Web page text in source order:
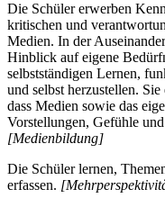
Die Schüler erwerben
kritischen und
Medien. In der
Hinblick auf eigene
selbstständigen Lernen,
und selbst herzustellen.
dass Medien sowie das
Vorstellungen, Gefühle
[Medienbildung]
Die Schüler lernen,
erfassen.